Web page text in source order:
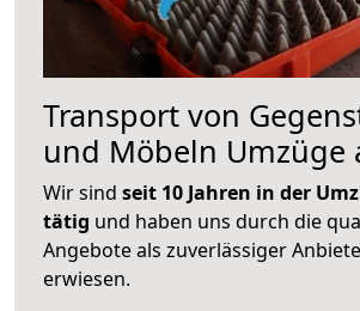
Transport von
und Möbeln Umzüge
Wir sind seit 10 Jahren in der
tätig und haben uns durch die
Angebote als zuverlässiger
erwiesen.